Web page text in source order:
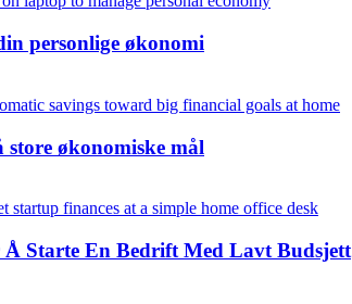
personlige økonomi
økonomiske mål
Starte En Bedrift Med Lavt Budsjett